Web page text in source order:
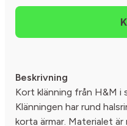
Beskrivning
Kort klänning från H&M
Klänningen har rund
korta ärmar. Materialet